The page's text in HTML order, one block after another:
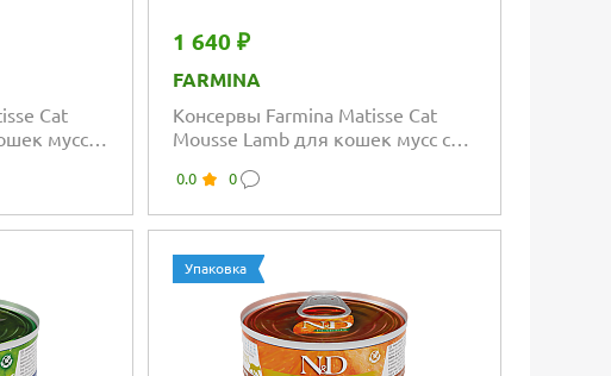
Cat
мусс с
1 640 ₽
FARMINA
Консервы Farmina Matisse Cat
Mousse Lamb для кошек мусс с
0.0 0
Упаковка